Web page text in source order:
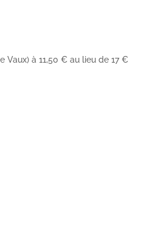
Vaux) à 11,50 € au lieu de 17 €